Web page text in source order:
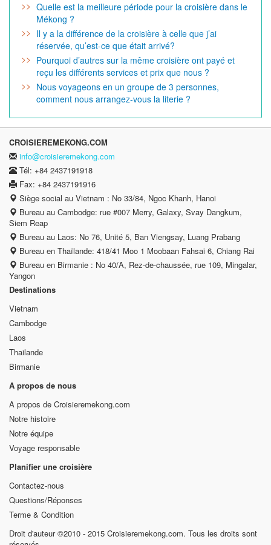
Quelle est la meilleure période pour la croisière dans le
Mékong ?
Il y a la différence de la croisière à celle que j’ai
réservée, qu’est-ce que était arrivé?
Pourquoi d’autres sur la même croisière ont payé et
reçu les différents services et prix que nous ?
Nous voyageons en un groupe de 3 personnes,
comment nous arrangez-vous la literie ?
CROISIEREMEKONG.COM
info@croisieremekong.com
Tél: +84 2437191918
Fax: +84 2437191916
Siège social au Vietnam : No 33/84, Ngoc Khanh, Hanoi
Bureau au Cambodge: rue #007 Merry, Galaxy, Svay Dangkum,
Siem Reap
Bureau au Laos: No 76, Unité 5, Ban Viengsay, Luang Prabang
Bureau en Thaïlande: 418/41 Moo 1 Moobaan Fahsai 6, Chiang Rai
Bureau en Birmanie : No 40/A, Rez-de-chaussée, rue 109, Mingalar,
Yangon
Destinations
Vietnam
Cambodge
Laos
Thailande
Birmanie
A propos de nous
A propos de Croisieremekong.com
Notre histoire
Notre équipe
Voyage responsable
Planifier une croisière
Contactez-nous
Questions/Réponses
Terme & Condition
Droit d'auteur ©2010 - 2015 Croisieremekong.com. Tous les droits sont